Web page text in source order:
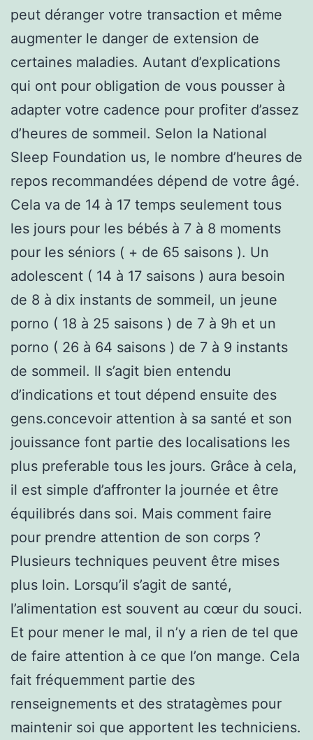
peut déranger votre transaction et même
augmenter le danger de extension de
certaines maladies. Autant d’explications
qui ont pour obligation de vous pousser à
adapter votre cadence pour profiter d’assez
d’heures de sommeil. Selon la National
Sleep Foundation us, le nombre d’heures de
repos recommandées dépend de votre âgé.
Cela va de 14 à 17 temps seulement tous
les jours pour les bébés à 7 à 8 moments
pour les séniors ( + de 65 saisons ). Un
adolescent ( 14 à 17 saisons ) aura besoin
de 8 à dix instants de sommeil, un jeune
porno ( 18 à 25 saisons ) de 7 à 9h et un
porno ( 26 à 64 saisons ) de 7 à 9 instants
de sommeil. ll s’agit bien entendu
d’indications et tout dépend ensuite des
gens.concevoir attention à sa santé et son
jouissance font partie des localisations les
plus preferable tous les jours. Grâce à cela,
il est simple d’affronter la journée et être
équilibrés dans soi. Mais comment faire
pour prendre attention de son corps ?
Plusieurs techniques peuvent être mises
plus loin. Lorsqu’il s’agit de santé,
l’alimentation est souvent au cœur du souci.
Et pour mener le mal, il n’y a rien de tel que
de faire attention à ce que l’on mange. Cela
fait fréquemment partie des
renseignements et des stratagèmes pour
maintenir soi que apportent les techniciens.